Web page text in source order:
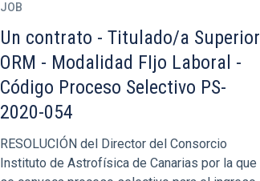
JOB
Un contrato - Titulado/a Superior
ORM - Modalidad FIjo Laboral -
Código Proceso Selectivo PS-
2020-054
RESOLUCIÓN del Director del Consorcio
Instituto de Astrofísica de Canarias por la que